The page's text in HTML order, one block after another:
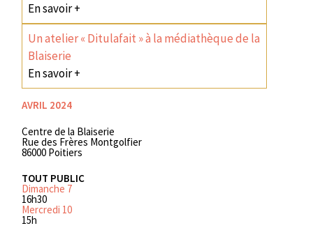
En savoir +
Un atelier « Ditulafait » à la médiathèque de la
Blaiserie
En savoir +
AVRIL 2024
Centre de la Blaiserie
Rue des Frères Montgolfier
86000 Poitiers
TOUT PUBLIC
Dimanche 7
16h30
Mercredi 10
15h